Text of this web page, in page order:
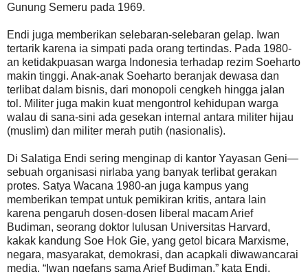
Gunung Semeru pada 1969.
Endi juga memberikan selebaran-selebaran gelap. Iwan
tertarik karena ia simpati pada orang tertindas. Pada 1980-
an ketidakpuasan warga Indonesia terhadap rezim Soeharto
makin tinggi. Anak-anak Soeharto beranjak dewasa dan
terlibat dalam bisnis, dari monopoli cengkeh hingga jalan
tol. Militer juga makin kuat mengontrol kehidupan warga
walau di sana-sini ada gesekan internal antara militer hijau
(muslim) dan militer merah putih (nasionalis).
Di Salatiga Endi sering menginap di kantor Yayasan Geni—
sebuah organisasi nirlaba yang banyak terlibat gerakan
protes. Satya Wacana 1980-an juga kampus yang
memberikan tempat untuk pemikiran kritis, antara lain
karena pengaruh dosen-dosen liberal macam Arief
Budiman, seorang doktor lulusan Universitas Harvard,
kakak kandung Soe Hok Gie, yang getol bicara Marxisme,
negara, masyarakat, demokrasi, dan acapkali diwawancarai
media. “Iwan ngefans sama Arief Budiman,” kata Endi.